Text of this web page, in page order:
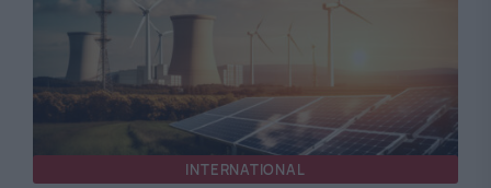
INTERNATIONAL